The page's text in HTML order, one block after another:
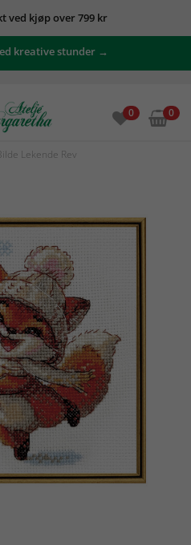
ved kjøp over 799 kr
kreative stunder →
0 0
Lekende Rev